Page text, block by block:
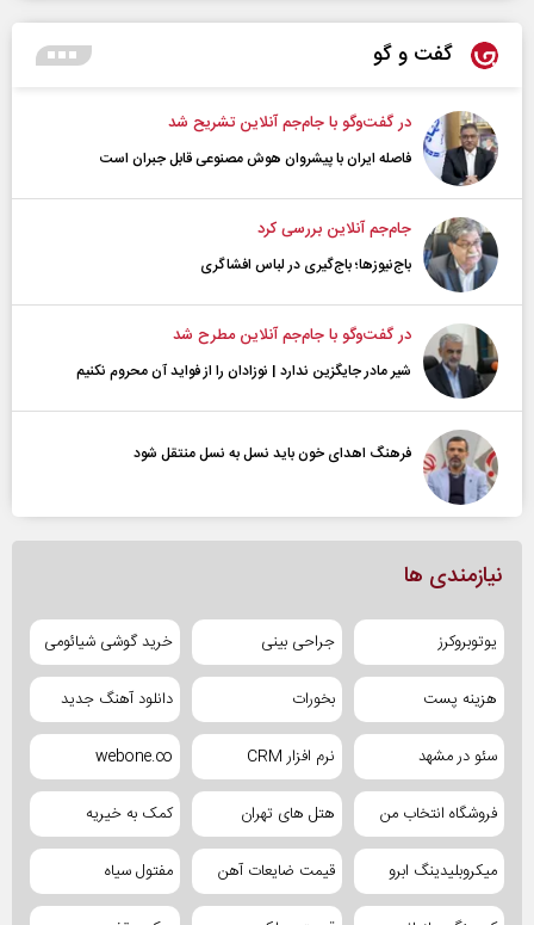
گفت و گو
در گفت‌و‌گو با جام‌جم آنلاین تشریح شد
فاصله ایران با پیشرو‌ان هوش مصنوعی قابل جبران است
جام‌جم آنلاین بررسی کرد
باج‌نیوزها؛ باج‌گیری در لباس افشاگری
در گفت‌و‌گو با جام‌جم آنلاین مطرح شد
شیر مادر جایگزین ندارد | نوزادان را از فواید آن محروم نکنیم
فرهنگ اهدای خون باید نسل به نسل منتقل شود
نیازمندی ها
یوتوبروکرز جراحی بینی خرید گوشی شیائومی
هزینه پست بخورات دانلود آهنگ جدید
سئو در مشهد نرم افزار CRM webone.co
فروشگاه انتخاب من هتل های تهران کمک به خیریه
میکروبلیدینگ ابرو قیمت ضایعات آهن مفتول سیاه